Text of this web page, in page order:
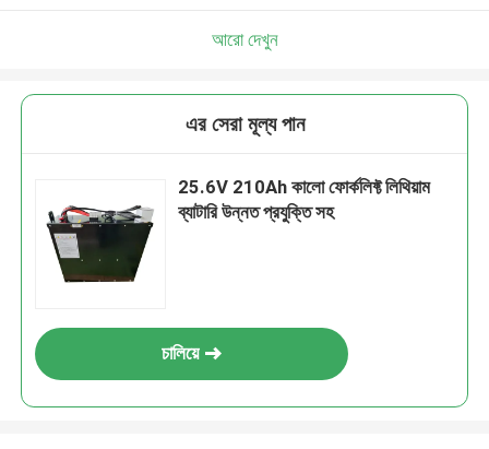
আরো দেখুন
এর সেরা মূল্য পান
25.6V 210Ah কালো ফোর্কলিফ্ট লিথিয়াম
ব্যাটারি উন্নত প্রযুক্তি সহ
চালিয়ে